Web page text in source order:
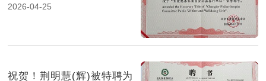
2026-04-25
祝贺！荆明慧(辉)被特聘为